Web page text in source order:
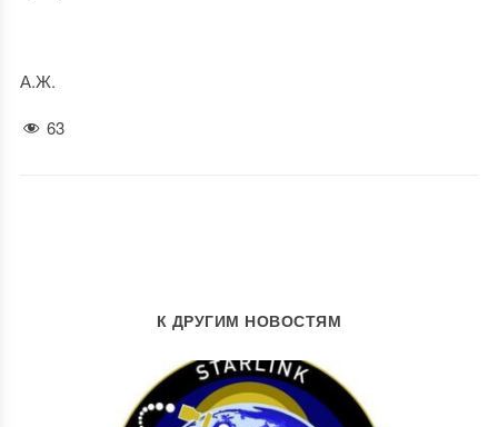
А.Ж.
63
К ДРУГИМ НОВОСТЯМ